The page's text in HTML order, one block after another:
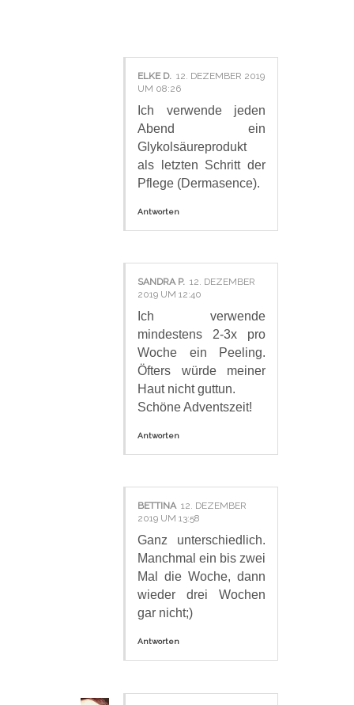
ELKE D. 12. DEZEMBER 2019
UM 08:26
Ich verwende jeden
Abend ein
Glykolsäureprodukt
als letzten Schritt der
Pflege (Dermasence).
Antworten
SANDRA P. 12. DEZEMBER
2019 UM 12:40
Ich verwende
mindestens 2-3x pro
Woche ein Peeling.
Öfters würde meiner
Haut nicht guttun.
Schöne Adventszeit!
Antworten
BETTINA 12. DEZEMBER
2019 UM 13:58
Ganz unterschiedlich.
Manchmal ein bis zwei
Mal die Woche, dann
wieder drei Wochen
gar nicht;)
Antworten